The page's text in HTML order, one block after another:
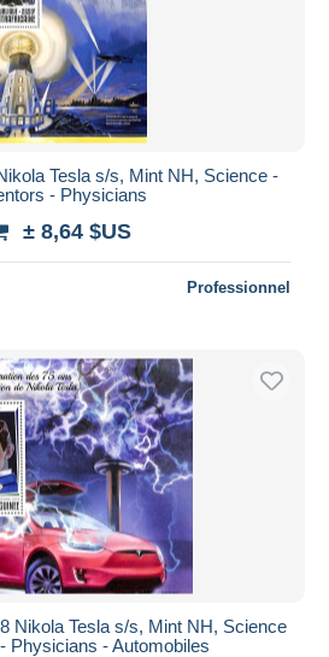
Tesla s/s, Mint NH, Science -
- Physicians
± 8,64 $US
Professionnel
Nikola Tesla s/s, Mint NH, Science
Physicians - Automobiles